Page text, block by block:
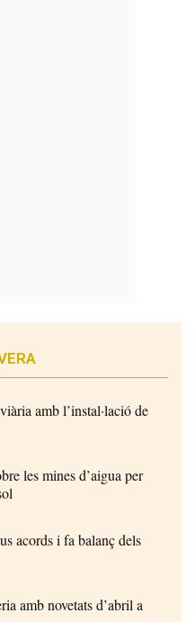
amb l’instal·lació de
les mines d’aigua per
acords i fa balanç dels
amb novetats d’abril a